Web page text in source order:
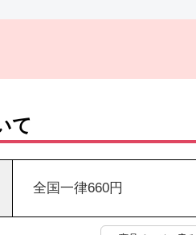
STAGE
ラブライブ！サンシャイン‼
アイドリッシュセブン
て
全国一律660円